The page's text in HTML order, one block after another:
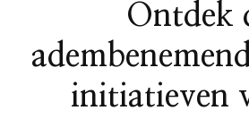
Ontdek
initiatieven